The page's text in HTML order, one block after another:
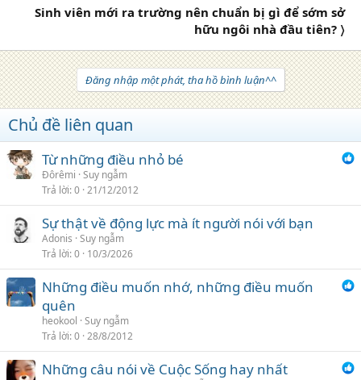
Sinh viên mới ra trường nên chuẩn bị gì để sớm sở
hữu ngôi nhà đầu tiên? 〉
Đăng nhập một phát, tha hồ bình luận^^
Chủ đề liên quan
Từ những điều nhỏ bé
Đôrêmi Suy ngẫm
Trả lời 0 21/12/2012
Sự thật về động lực mà ít người nói với bạn
Adonis Suy ngẫm
Trả lời 0 10/3/2026
Những điều muốn nhớ, những điều muốn
quên
heokool Suy ngẫm
Trả lời 0 28/8/2012
Những câu nói về Cuộc Sống hay nhất